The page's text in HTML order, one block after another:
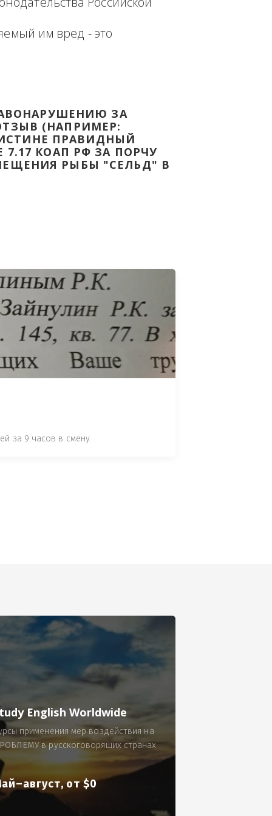
доказательством с целью -
Законодательства Российской
ПРАВОНАРУШЕНИЮ ЗА
ВАШ ОТЗЫВ (НАПРИМЕР:
ВОИСТИНЕ ПРАВИДНЫЙ
7.17 КОАП РФ ЗА ПОРЧУ
ПОМЕЩЕНИЯ РЫБЫ "СЕЛЬД" В
300 рублей за 9 часов в смену.